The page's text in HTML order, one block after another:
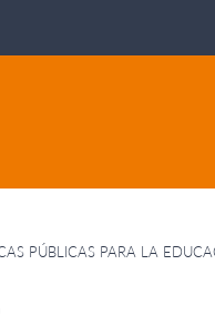
PÚBLICAS PARA LA